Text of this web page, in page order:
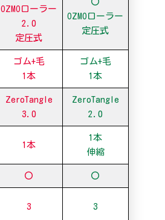
OZMOローラー
2.0
定圧式
OZMOローラー
定圧式
ゴム+毛
1本
ゴム+毛
1本
ZeroTangle
3.0
ZeroTangle
2.0
1本
1本
伸縮
〇 〇
3 3